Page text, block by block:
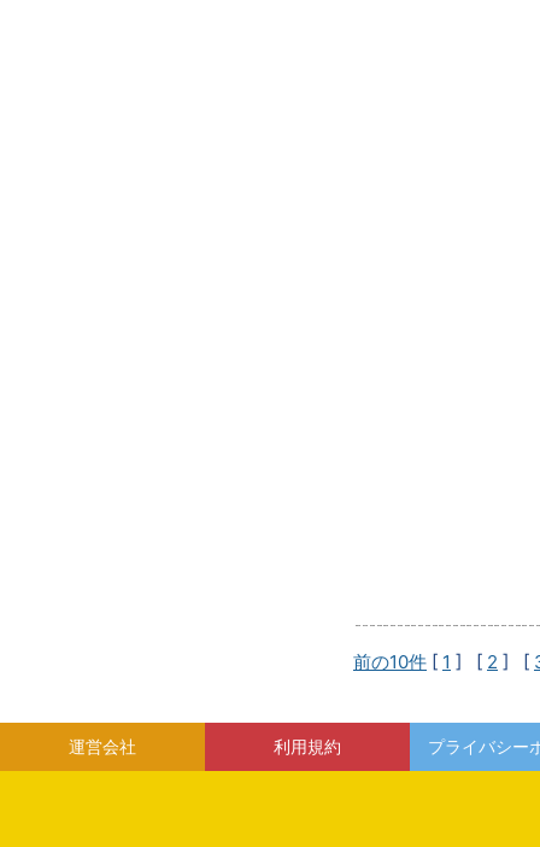
前の10件 [ 1 ] [ 2 ] [
運営会社 利用規約 プライバシー